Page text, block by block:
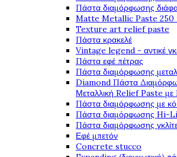
Πάστα διαμόρφωσης
Matte Metallic Paste 250
Texture art relief paste
Πάστα κρακελέ
Vintage legend - αντικέ
Πάστα εφέ πέτρας
Πάστα διαμόρφωσης
Diamond Πάστα
Μεταλλική Relief Paste
Πάστα διαμόρφωσης με
Πάστα διαμόρφωσης Hi-
Πάστα διαμόρφωσης
Εφέ μπετόν
Concrete stucco